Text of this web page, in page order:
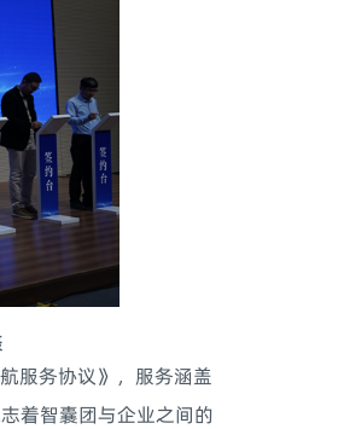
服务协议》，服务涵盖
着智囊团与企业之间的